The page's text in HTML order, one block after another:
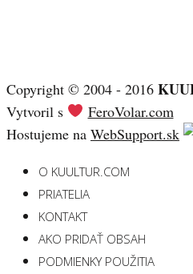
Copyright © 2004 - 2016
Vytvoril s
FeroVolar.com
Hostujeme na WebSupport.sk
O KUULTUR.COM
PRIATELIA
KONTAKT
AKO PRIDAŤ OBSAH
PODMIENKY POUŽITIA